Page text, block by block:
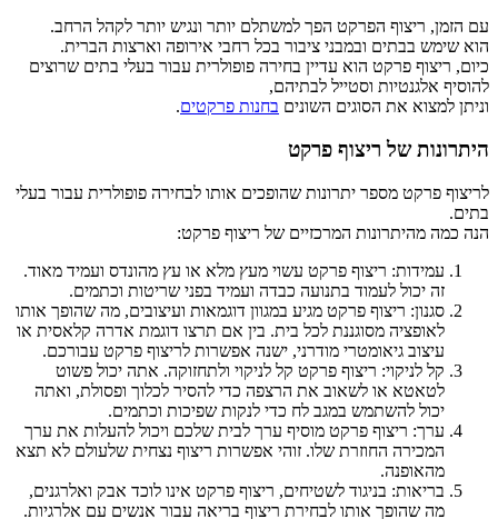
עם הזמן, ריצוף הפרקט הפך למשתלם יותר ונגיש יותר לקהל הרחב.
הוא שימש בבתים ובמבני ציבור בכל רחבי אירופה וארצות הברית.
כיום, ריצוף פרקט הוא עדיין בחירה פופולרית עבור בעלי בתים שרוצים
להוסיף אלגנטיות וסטייל לבתיהם,
וניתן למצוא את הסוגים השונים בחנות פרקטים.
היתרונות של ריצוף פרקט
לריצוף פרקט מספר יתרונות שהופכים אותו לבחירה פופולרית עבור בעלי
בתים.
הנה כמה מהיתרונות המרכזיים של ריצוף פרקט:
עמידות: ריצוף פרקט עשוי מעץ מלא או עץ מהונדס ועמיד מאוד.
זה יכול לעמוד בתנועה כבדה ועמיד בפני שריטות וכתמים.
סגנון: ריצוף פרקט מגיע במגוון דוגמאות ועיצובים, מה שהופך אותו
לאופציה מסוגננת לכל בית. בין אם תרצו דוגמת אדרה קלאסית או
עיצוב גיאומטרי מודרני, ישנה אפשרות לריצוף פרקט עבורכם.
קל לניקוי: ריצוף פרקט קל לניקוי ולתחזוקה. אתה יכול פשוט
לטאטא או לשאוב את הרצפה כדי להסיר לכלוך ופסולת, ואתה
יכול להשתמש במגב לח כדי לנקות שפיכות וכתמים.
ערך: ריצוף פרקט מוסיף ערך לבית שלכם ויכול להעלות את ערך
המכירה החוזרת שלו. זוהי אפשרות ריצוף נצחית שלעולם לא תצא
מהאופנה.
בריאות: בניגוד לשטיחים, ריצוף פרקט אינו לוכד אבק ואלרגנים,
מה שהופך אותו לבחירת ריצוף בריאה עבור אנשים עם אלרגיות.